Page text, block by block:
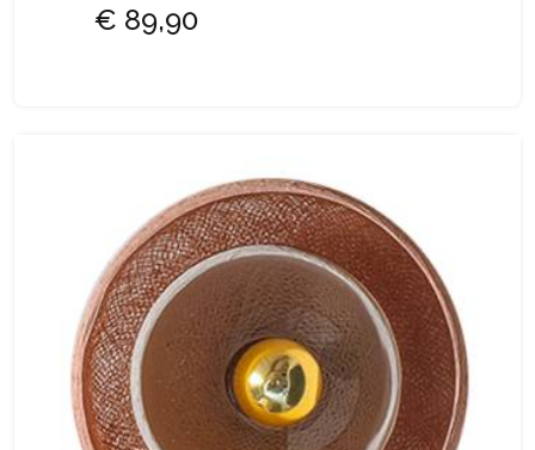
€ 89,90